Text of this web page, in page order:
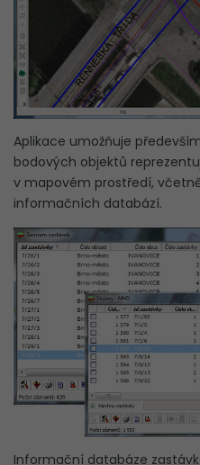
Aplikace umožňuje
bodových objektů
v mapovém prostředí,
informačních databází.
Informační databáze